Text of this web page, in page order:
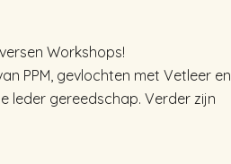
Workshops!
PPM, gevlochten met Vetleer en
leder gereedschap. Verder zijn